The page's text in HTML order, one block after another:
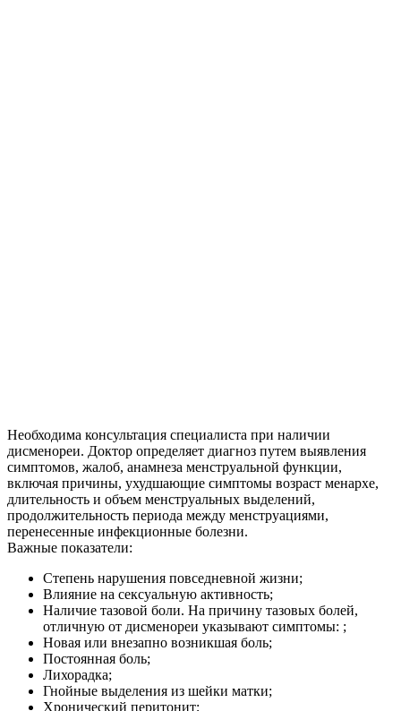
Необходима консультация специалиста при наличии
дисменореи. Доктор определяет диагноз путем выявления
симптомов, жалоб, анамнеза менструальной функции,
включая причины, ухудшающие симптомы возраст менархе,
длительность и объем менструальных выделений,
продолжительность периода между менструациями,
перенесенные инфекционные болезни.
Важные показатели:
Степень нарушения повседневной жизни;
Влияние на сексуальную активность;
Наличие тазовой боли. На причину тазовых болей,
отличную от дисменореи указывают симптомы: ;
Новая или внезапно возникшая боль;
Постоянная боль;
Лихорадка;
Гнойные выделения из шейки матки;
Хронический перитонит;